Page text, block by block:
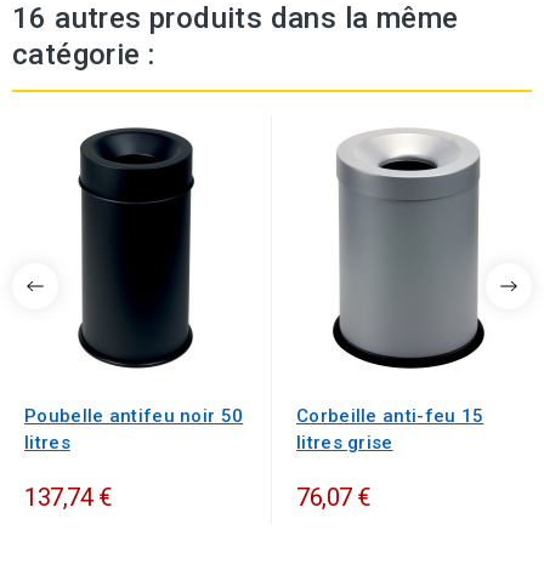
16 autres produits dans la même
catégorie :
Poubelle antifeu noir 50
litres
137,74 €
Corbeille anti-feu 15
litres grise
76,07 €